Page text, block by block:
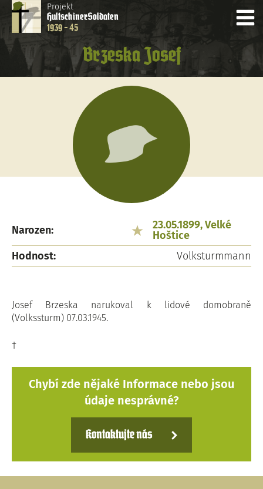
Projekt
HultschinerSoldaten
1939 - 45
Brzeska Josef
Narozen:
23.05.1899, Velké
Hoštice
Hodnost:
Volksturmmann
Josef Brzeska narukoval k lidové domobraně
(Volkssturm) 07.03.1945.
†
Chybí zde nějaké Informace nebo jsou
údaje nesprávné?
Kontaktujte nás